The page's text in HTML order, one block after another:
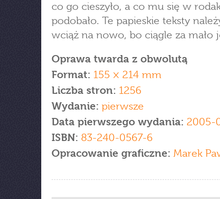
co go cieszyło, a co mu się w
podobało. Te papieskie teksty
wciąż na nowo, bo ciągle za mało
Oprawa twarda z obwolutą
Format: 155 × 214 mm
Liczba stron: 1256
Wydanie: pierwsze
Data pierwszego wydania: 2005-
ISBN: 83-240-0567-6
Opracowanie graficzne: Marek